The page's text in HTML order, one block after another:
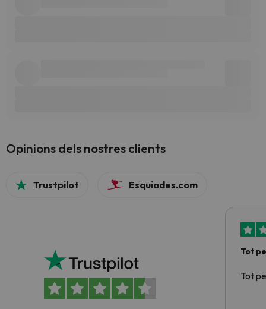
Opinions dels nostres clients
Trustpilot Esquiades.com
Tot
Tot